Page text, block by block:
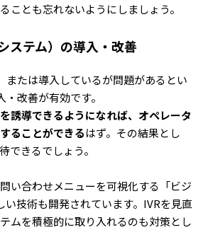
ことも忘れないようにしましょう。
ステム）の導入・改善
または導入しているが問題があるとい
改善が有効です。
誘導できるようになれば、オペレータ
ることができるはず。その結果とし
できるでしょう。
い合わせメニューを可視化する「ビジ
い技術も開発されています。IVRを見直
ムを積極的に取り入れるのも対策とし